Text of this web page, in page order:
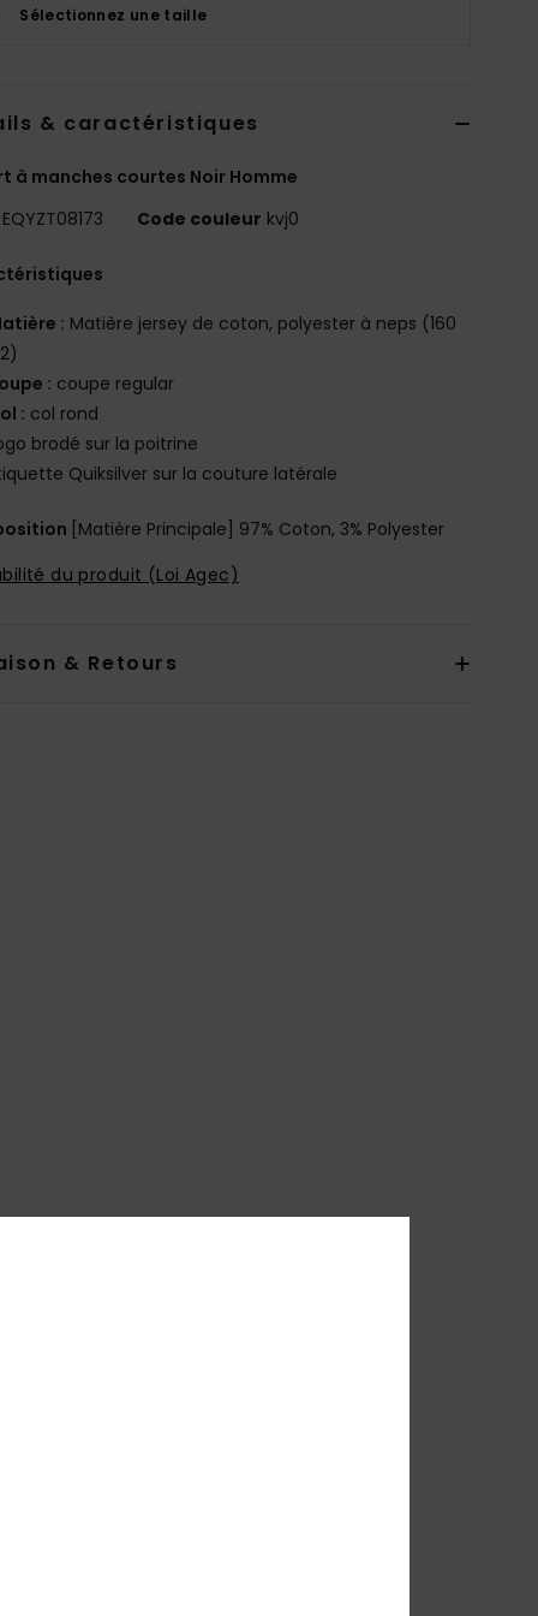
Sélectionnez une taille
& caractéristiques
à manches courtes Noir Homme
EQYZT08173 Code couleur kvj0
: Matière jersey de coton, polyester à neps (160
: coupe regular
: col rond
brodé sur la poitrine
Quiksilver sur la couture latérale
[Matière Principale] 97% Coton, 3% Polyester
du produit (Loi Agec)
& Retours